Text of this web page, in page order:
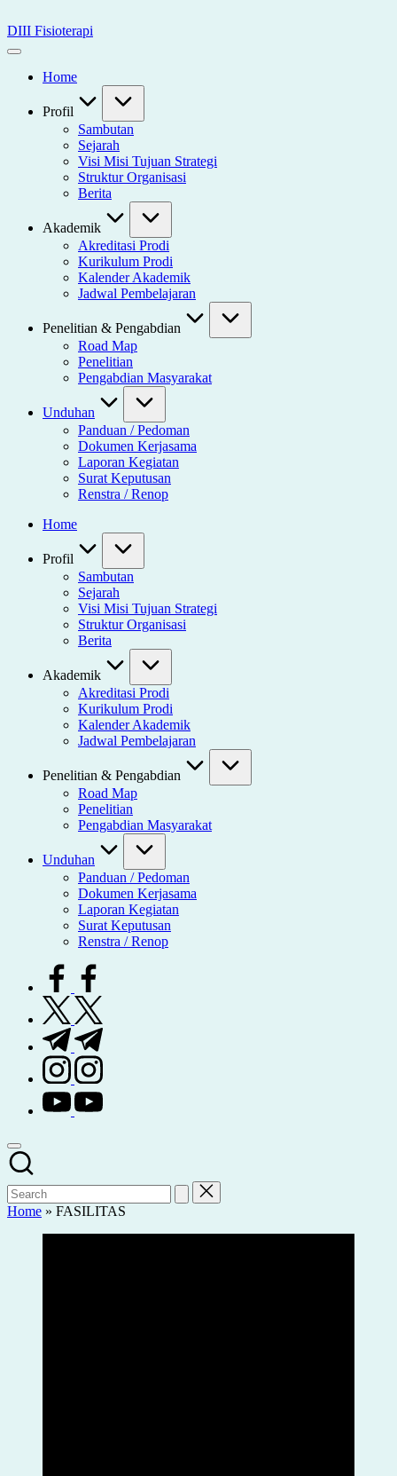
to
content
DIII Fisioterapi
Universitas
HusadaHome
Profil
Sambutan
Sejarah
Visi Misi Tujuan Strategi
Struktur Organisasi
Berita
Akademik
Akreditasi Prodi
Kurikulum Prodi
Kalender Akademik
Jadwal Pembelajaran
Penelitian & Pengabdian
Road Map
Penelitian
Pengabdian Masyarakat
Unduhan
Panduan / Pedoman
Dokumen Kerjasama
Laporan Kegiatan
Surat Keputusan
Renstra / Renop
Home
Profil
Sambutan
Sejarah
Visi Misi Tujuan Strategi
Struktur Organisasi
Berita
Akademik
Akreditasi Prodi
Kurikulum Prodi
Kalender Akademik
Jadwal Pembelajaran
Penelitian & Pengabdian
Road Map
Penelitian
Pengabdian Masyarakat
Unduhan
Panduan / Pedoman
Dokumen Kerjasama
Laporan Kegiatan
Surat Keputusan
Renstra / Renop
facebook.com
twitter.com
t.me
instagram.com
youtube.com
Home » FASILITAS